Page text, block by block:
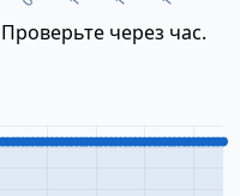
через час.